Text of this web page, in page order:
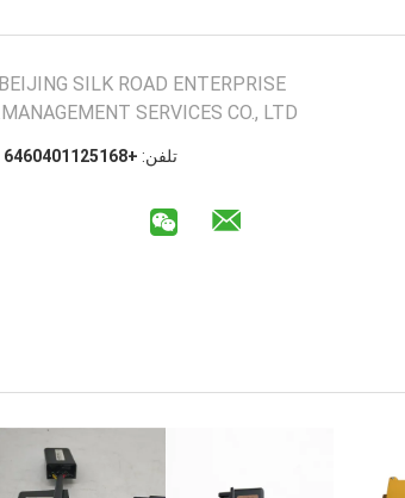
BEIJING SILK ROAD ENTERPRISE
MANAGEMENT SERVICES CO., LTD.
تلفن: +8615211040646